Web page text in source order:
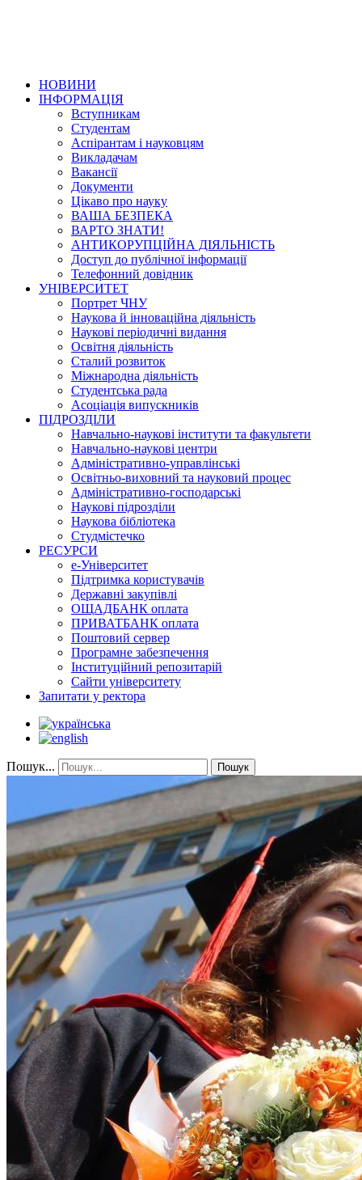
НОВИНИ
ІНФОРМАЦІЯ
Вступникам
Студентам
Аспірантам і науковцям
Викладачам
Вакансії
Документи
Цікаво про науку
ВАША БЕЗПЕКА
ВАРТО ЗНАТИ!
АНТИКОРУПЦІЙНА ДІЯЛЬНІСТЬ
Доступ до публічної інформації
Телефонний довідник
УНІВЕРСИТЕТ
Портрет ЧНУ
Наукова й інноваційна діяльність
Наукові періодичні видання
Освітня діяльність
Сталий розвиток
Міжнародна діяльність
Студентська рада
Асоціація випускників
ПІДРОЗДІЛИ
Навчально-наукові інститути та факультети
Навчально-наукові центри
Адміністративно-управлінські
Освітньо-виховний та науковий процес
Адміністративно-господарські
Наукові підрозділи
Наукова бібліотека
Студмістечко
РЕСУРСИ
е-Університет
Підтримка користувачів
Державні закупівлі
ОЩАДБАНК оплата
ПРИВАТБАНК оплата
Поштовий сервер
Програмне забезпечення
Інституційний репозитарій
Сайти університету
Запитати у ректора
Пошук... Пошук